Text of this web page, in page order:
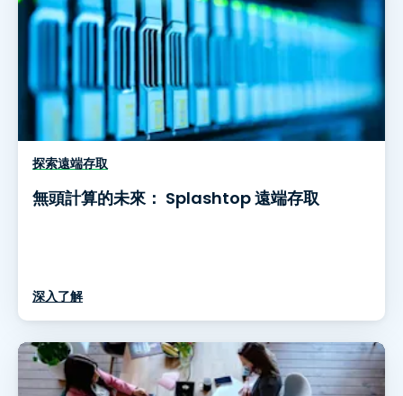
探索遠端存取
無頭計算的未來： Splashtop 遠端存取
深入了解